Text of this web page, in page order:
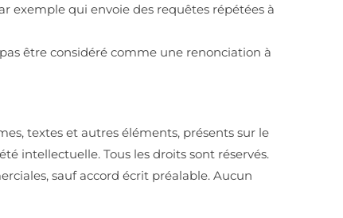
exemple qui envoie des requêtes répétées à
être considéré comme une renonciation à
textes et autres éléments, présents sur le
intellectuelle. Tous les droits sont réservés.
sauf accord écrit préalable. Aucun